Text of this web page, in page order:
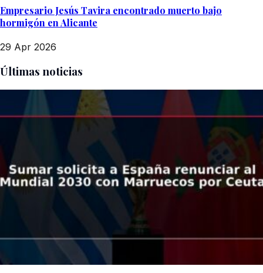
Empresario Jesús Tavira encontrado muerto bajo
hormigón en Alicante
29 Apr 2026
Últimas noticias